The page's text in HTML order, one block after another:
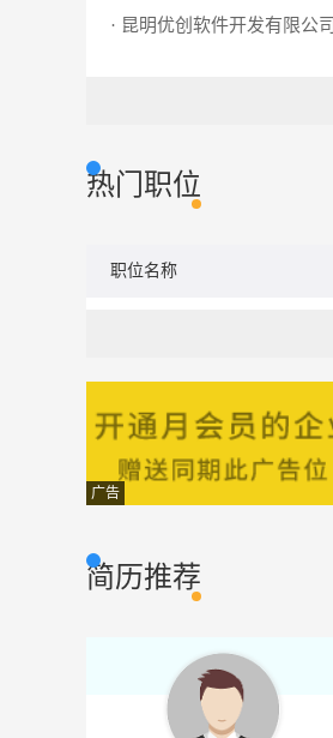
· 昆明优创软件开发有限公司
热门职位
职位名称
广告
简历推荐